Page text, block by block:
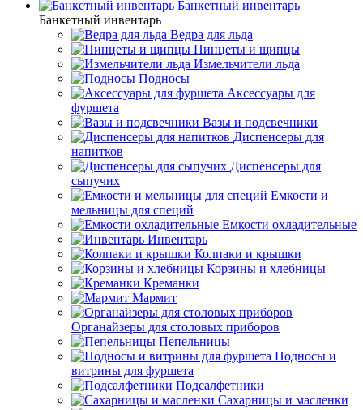
Банкетный инвентарь
Банкетный инвентарь
Ведра для льда
Пинцеты и щипцы
Измельчители льда
Подносы
Аксессуары для
фуршета
Вазы и подсвечники
Диспенсеры для
напитков
Диспенсеры для
сыпучих
Емкости и
мельницы для специй
Емкости охладительные
Инвентарь
Колпаки и крышки
Корзины и хлебницы
Креманки
Мармит
Органайзеры для столовых приборов
Пепельницы
Подносы и
витрины для фуршета
Подсалфетники
Сахарницы и масленки